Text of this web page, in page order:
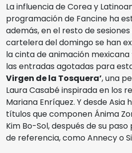
La influencia de Corea y
programación de Fancine ha
además, en el resto de
cartelera del domingo se han
la cinta de animación mexicana
las entradas agotadas para
Virgen de la Tosquera’, una
Laura Casabé inspirada en los
Mariana Enríquez. Y desde Asia
títulos que componen Ánima
Kim Bo-Sol, después de su
de referencia, como Annecy o